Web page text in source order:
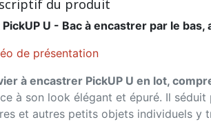
du produit
PickUP U - Bac à encastrer par le
de présentation
à encastrer PickUP U en lot,
à son look élégant et épuré. Il
et autres petits objets individuels y